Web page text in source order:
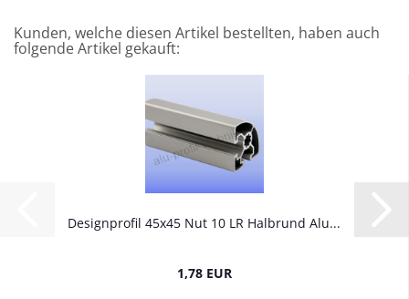
Kunden, welche diesen Artikel bestellten, haben auch
folgende Artikel gekauft:
Designprofil 45x45 Nut 10 LR Halbrund Alu...
1,78 EUR